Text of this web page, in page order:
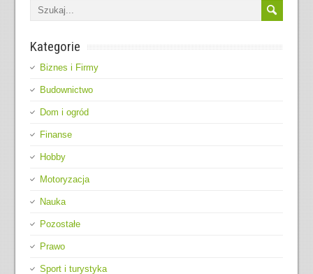
Kategorie
Biznes i Firmy
Budownictwo
Dom i ogród
Finanse
Hobby
Motoryzacja
Nauka
Pozostałe
Prawo
Sport i turystyka